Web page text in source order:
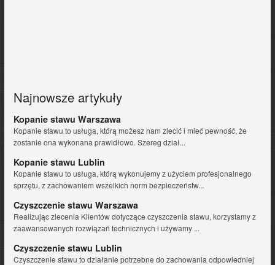
Najnowsze artykuły
Kopanie stawu Warszawa
Kopanie stawu to usługa, którą możesz nam zlecić i mieć pewność, że
zostanie ona wykonana prawidłowo. Szereg dział...
Kopanie stawu Lublin
Kopanie stawu to usługa, którą wykonujemy z użyciem profesjonalnego
sprzętu, z zachowaniem wszelkich norm bezpieczeństw...
Czyszczenie stawu Warszawa
Realizując zlecenia Klientów dotyczące czyszczenia stawu, korzystamy z
zaawansowanych rozwiązań technicznych i używamy ...
Czyszczenie stawu Lublin
Czyszczenie stawu to działanie potrzebne do zachowania odpowiedniej